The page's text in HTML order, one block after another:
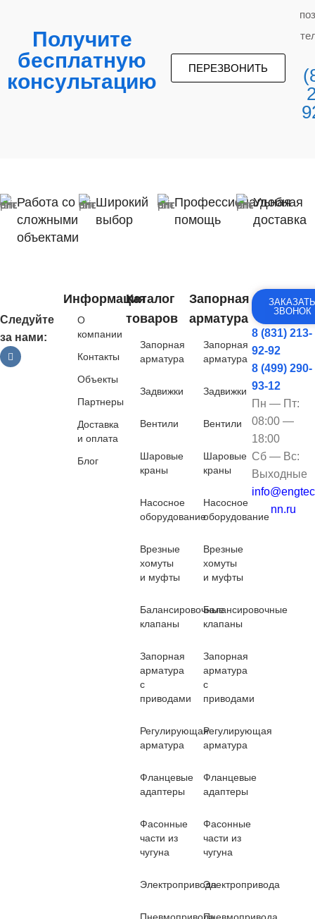
Получите
бесплатную
консультацию
ПЕРЕЗВОНИТЬ
Работа со
сложными
объектами
Широкий
выбор
Профессиональная
помощь
Удобная
доставка
Следуйте
за нами:
Информация
О
компании
Контакты
Объекты
Партнеры
Доставка
и оплата
Блог
Каталог
товаров
Запорная
арматура
Задвижки
Вентили
Шаровые
краны
Насосное
оборудование
Врезные
хомуты
и муфты
Балансировочные
клапаны
Запорная
арматура
с
приводами
Регулирующая
арматура
Фланцевые
адаптеры
Фасонные
части из
чугуна
Электропривода
Запорная
арматура
Запорная
арматура
Задвижки
Вентили
Шаровые
краны
Насосное
оборудование
Врезные
хомуты
и муфты
Балансировочные
клапаны
Запорная
арматура
с
приводами
Регулирующая
арматура
Фланцевые
адаптеры
Фасонные
части из
чугуна
Электропривода
ЗВОНОК
8 (831) 213-
92-92
8 (499) 290-
93-12
Пн — Пт:
08:00 —
18:00
Сб — Вс:
Выходные
nn.ru